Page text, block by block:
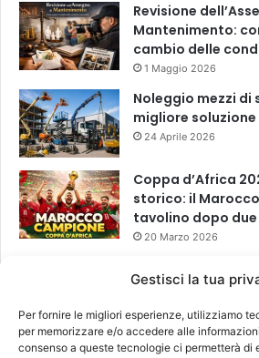
Gestisci la tua
Per fornire le migliori esperienze, utilizziamo
per memorizzare e/o accedere alle
consenso a queste tecnologie ci permetterà di
Revisione
Mantenimento:
cambio delle
1 Maggio 2026
Noleggio mezzi di
migliore soluzione
24 Aprile 2026
Coppa d’Africa
storico: il
tavolino dopo due
20 Marzo 2026
Leggi anche